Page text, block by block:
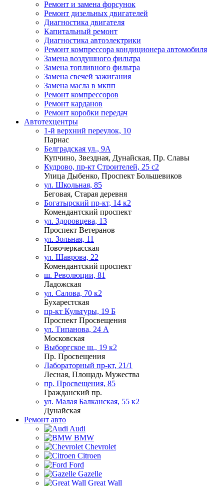
Ремонт и замена форсунок
Ремонт дизельных двигателей
Диагностика двигателя
Капитальный ремонт
Диагностика автоэлектрики
Ремонт компрессора кондиционера автомобиля
Замена воздушного фильтра
Замена топливного фильтра
Замена свечей зажигания
Замена масла в мкпп
Ремонт компрессоров
Ремонт карданов
Ремонт коробки передач
Автотехцентры
1-й верхний переулок, 10
Парнас
Белградская ул., 9А
Купчино, Звездная, Дунайская, Пр. Славы
Кудрово, пр-кт Строителей, 25 с2
Улица Дыбенко, Проспект Большевиков
ул. Школьная, 85
Беговая, Старая деревня
Богатырский пр-кт, 14 к2
Комендантский проспект
ул. Здоровцева, 13
Проспект Ветеранов
ул. Зольная, 11
Новочеркасская
ул. Шаврова, 22
Комендантский проспект
ш. Революции, 81
Ладожская
ул. Салова, 70 к2
Бухарестская
пр-кт Культуры, 19 Б
Проспект Просвещения
ул. Типанова, 24 А
Московская
Выборгское ш., 19 к2
Пр. Просвещения
Лабораторный пр-кт, 21/1
Лесная, Площадь Мужества
пр. Просвещения, 85
Гражданский пр.
ул. Малая Балканская, 55 к2
Дунайская
Ремонт авто
Audi
BMW
Chevrolet
Citroen
Ford
Gazelle
Great Wall